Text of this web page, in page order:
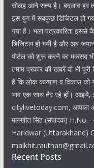
सोलह आने सत्य है। बदलाव हर
इस युग में सबकुछ डिजिटल हो
गया है। भला पत्रकारिता इससे
डिजिटल हो गयी है और अब
पोर्टल को शुरू करने का मकसद
तमाम प्रकार की खबरें वो भी
है कि लोक कल्याण व विकास को
भाव एक साथ तैर रहे हों। आइये,
citylivetoday.com, आपका
मलखीत सिंह (संपादक)
Haridwar (Uttarakhand)
Recent Posts